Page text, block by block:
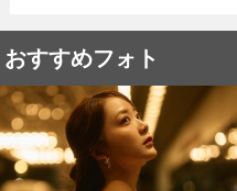
おすすめフォト